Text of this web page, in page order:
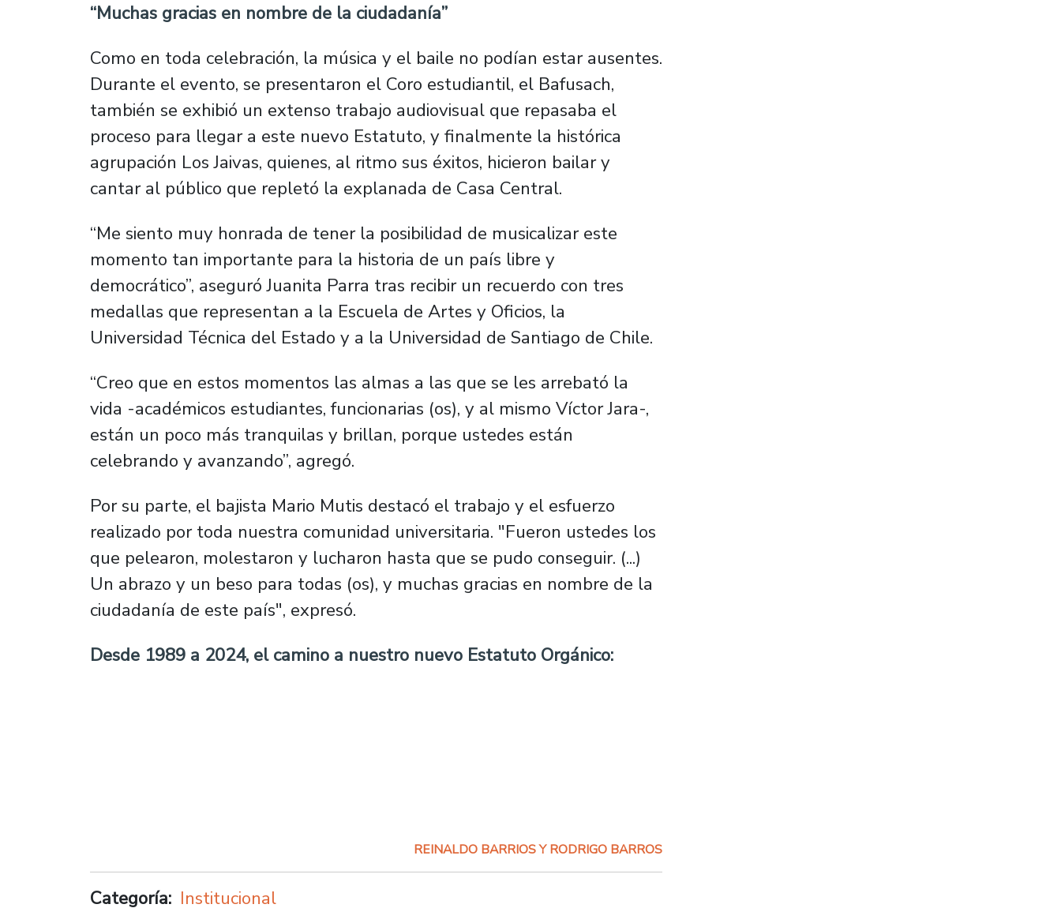
“Muchas gracias en nombre de la ciudadanía”
Como en toda celebración, la música y el baile no podían estar ausentes.
Durante el evento, se presentaron el Coro estudiantil, el Bafusach,
también se exhibió un extenso trabajo audiovisual que repasaba el
proceso para llegar a este nuevo Estatuto, y finalmente la histórica
agrupación Los Jaivas, quienes, al ritmo sus éxitos, hicieron bailar y
cantar al público que repletó la explanada de Casa Central.
“Me siento muy honrada de tener la posibilidad de musicalizar este
momento tan importante para la historia de un país libre y
democrático”, aseguró Juanita Parra tras recibir un recuerdo con tres
medallas que representan a la Escuela de Artes y Oficios, la
Universidad Técnica del Estado y a la Universidad de Santiago de Chile.
“Creo que en estos momentos las almas a las que se les arrebató la
vida -académicos estudiantes, funcionarias (os), y al mismo Víctor Jara-,
están un poco más tranquilas y brillan, porque ustedes están
celebrando y avanzando”, agregó.
Por su parte, el bajista Mario Mutis destacó el trabajo y el esfuerzo
realizado por toda nuestra comunidad universitaria. "Fueron ustedes los
que pelearon, molestaron y lucharon hasta que se pudo conseguir. (...)
Un abrazo y un beso para todas (os), y muchas gracias en nombre de la
ciudadanía de este país", expresó.
Desde 1989 a 2024, el camino a nuestro nuevo Estatuto Orgánico:
REINALDO BARRIOS Y RODRIGO BARROS
Categoría Institucional